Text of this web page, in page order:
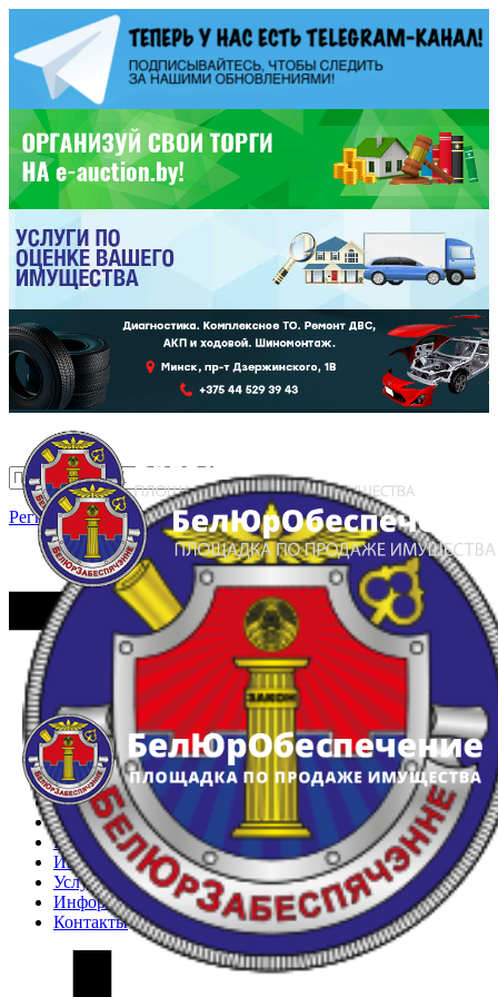
Регистрация Вход
Главная
Арестованное имущество
Реестр несостоявшихся торгов
Реестр переоценок
Частное имущество
Государственное имущество
Интернет-магазин
Интернет-витрина
Услуги
Информация
Контакты